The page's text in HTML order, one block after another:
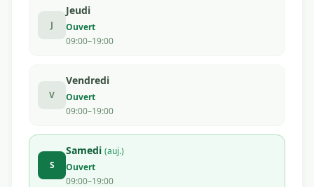
J
Jeudi
Ouvert
09:00–19:00
V
Vendredi
Ouvert
09:00–19:00
S
Samedi (auj.)
Ouvert
09:00–19:00